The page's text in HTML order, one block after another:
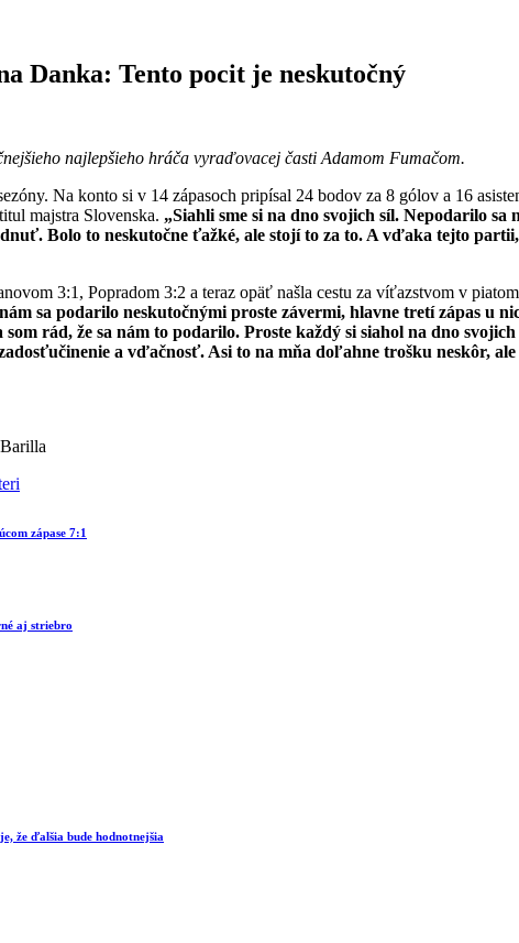
Danka: Tento pocit je neskutočný
najlepšieho hráča vyraďovacej časti Adamom Fumačom.
Na konto si v 14 zápasoch pripísal 24 bodov za 8 gólov a 16
majstra Slovenska. „Siahli sme si na dno svojich síl. Nepodarilo
Bolo to neskutočne ťažké, ale stojí to za to. A vďaka tejto
3:1, Popradom 3:2 a teraz opäť našla cestu za víťazstvom v piatom
sa podarilo neskutočnými proste závermi, hlavne tretí zápas u
rád, že sa nám to podarilo. Proste každý si siahol na dno
a vďačnosť. Asi to na mňa doľahne trošku neskôr,
zápase 7:1
aj striebro
že ďalšia bude hodnotnejšia